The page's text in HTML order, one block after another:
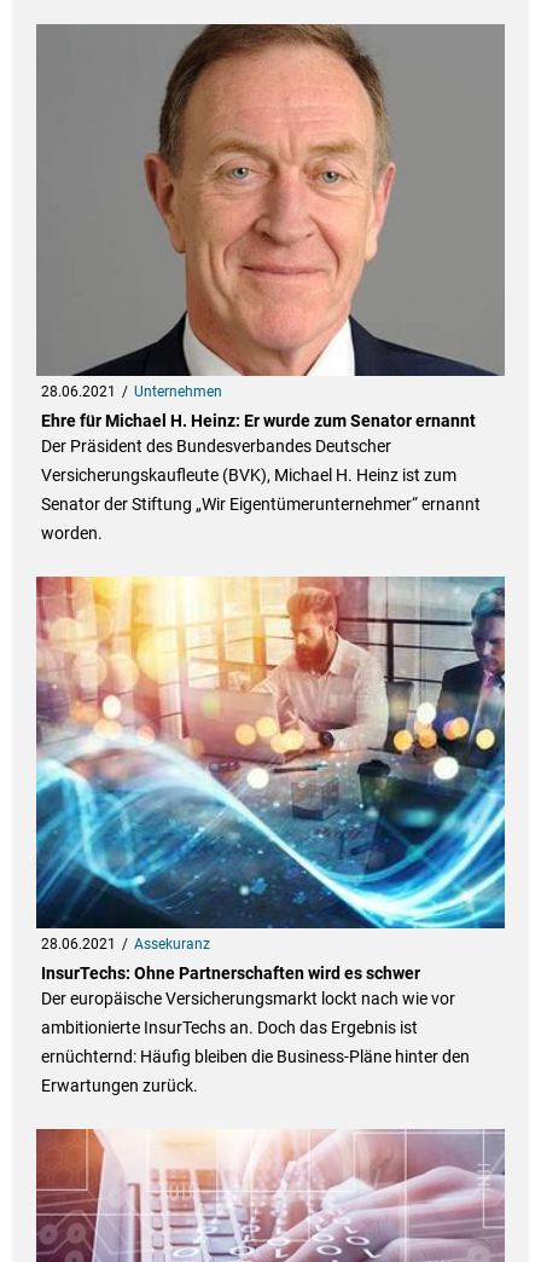
28.06.2021 Unternehmen
Ehre für Michael H. Heinz: Er wurde zum Senator ernannt
Der Präsident des Bundesverbandes Deutscher
Versicherungskaufleute (BVK), Michael H. Heinz ist zum
Senator der Stiftung „Wir Eigentümerunternehmer“ ernannt
worden.
28.06.2021 Assekuranz
InsurTechs: Ohne Partnerschaften wird es schwer
Der europäische Versicherungsmarkt lockt nach wie vor
ambitionierte InsurTechs an. Doch das Ergebnis ist
ernüchternd: Häufig bleiben die Business-Pläne hinter den
Erwartungen zurück.